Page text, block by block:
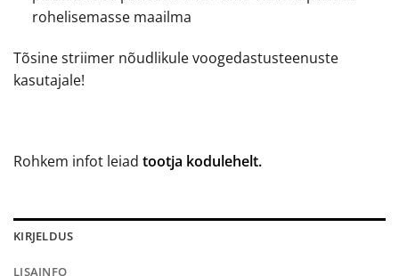
rohelisemasse maailma
Tõsine striimer nõudlikule voogedastusteenuste
kasutajale!
Rohkem infot leiad tootja kodulehelt.
KIRJELDUS
LISAINFO